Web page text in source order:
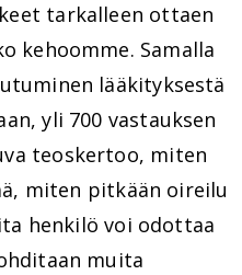
tarkalleen ottaen
kehoomme. Samalla
lääkityksestä
yli 700 vastauksen
teoskertoo, miten
miten pitkään oireilu
henkilö voi odottaa
muita